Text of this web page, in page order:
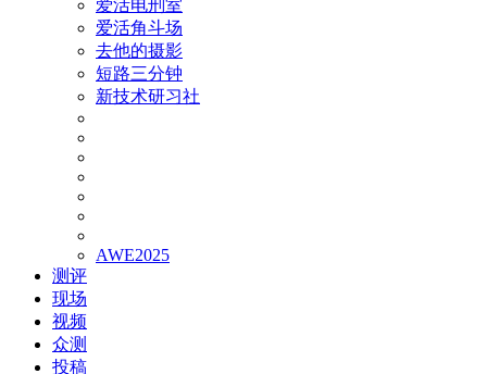
爱活电刑室
爱活角斗场
去他的摄影
短路三分钟
新技术研习社
AWE2025
测评
现场
视频
众测
投稿